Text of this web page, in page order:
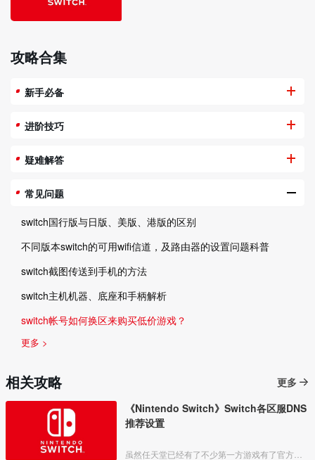
攻略合集
新手必备
进阶技巧
疑难解答
常见问题
switch国行版与日版、美版、港版的区别
不同版本switch的可用wifi信道，及路由器的设置问题科普
switch截图传送到手机的方法
switch主机机器、底座和手柄解析
switch帐号如何换区来购买低价游戏？
更多 >
相关攻略
更多
《Nintendo Switch》Switch各区服DNS
推荐设置